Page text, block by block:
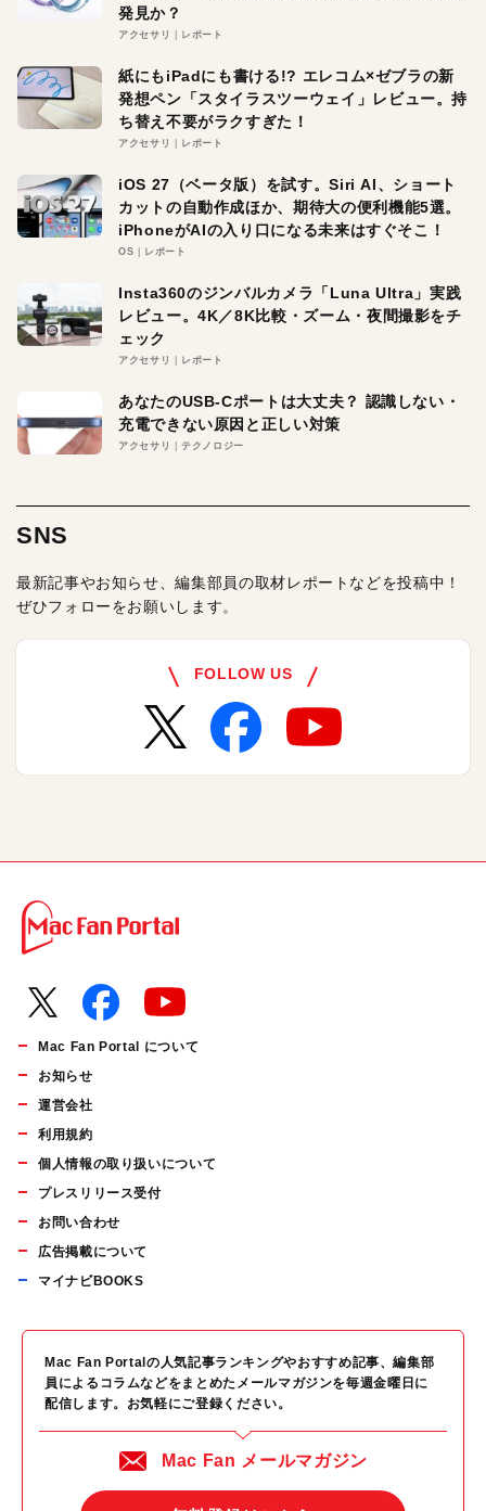
発見か？
アクセサリ レポート
紙にもiPadにも書ける!? エレコム×ゼブラの新
発想ペン「スタイラスツーウェイ」レビュー。持
ち替え不要がラクすぎた！
アクセサリ レポート
iOS 27（ベータ版）を試す。Siri AI、ショート
カットの自動作成ほか、期待大の便利機能5選。
iPhoneがAIの入り口になる未来はすぐそこ！
OS レポート
Insta360のジンバルカメラ「Luna Ultra」実践
レビュー。4K／8K比較・ズーム・夜間撮影をチ
ェック
アクセサリ レポート
あなたのUSB-Cポートは大丈夫？ 認識しない・
充電できない原因と正しい対策
アクセサリ テクノロジー
SNS
最新記事やお知らせ、編集部員の取材レポートなどを投稿中！
ぜひフォローをお願いします。
FOLLOW US
Mac Fan Portal について
お知らせ
運営会社
利用規約
個人情報の取り扱いについて
プレスリリース受付
お問い合わせ
広告掲載について
マイナビBOOKS
Mac Fan Portalの人気記事ランキングやおすすめ記事、編集部
員によるコラムなどをまとめたメールマガジンを毎週金曜日に
配信します。お気軽にご登録ください。
Mac Fan メールマガジン